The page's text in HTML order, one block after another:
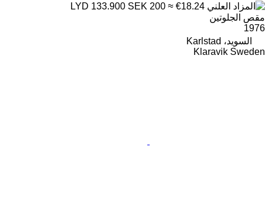
SEK 200 ≈ €18.24
مقص الجلوتين
1976
السويد، Karlstad
Klaravik Sweden